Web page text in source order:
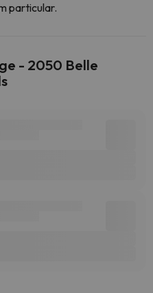
particular.
- 2050 Belle